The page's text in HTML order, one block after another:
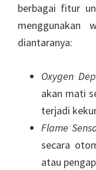
berbagai fitur
menggunakan
diantaranya:
Oxygen
akan mati
terjadi
Flame
secara
atau